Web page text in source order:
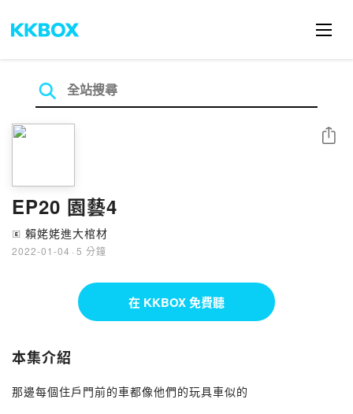
EP20 園藝4
🄴 賴姥姥進大棺材
2022-01-04 · 5 分鐘
分享
在 KKBOX 免費聽
本集介紹
那邊每個住戶門前的車都像他們的玩具車似的